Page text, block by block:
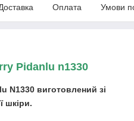
Оплата Умови
Pidanlu n1330
N1330 виготовлений зі
шкіри.